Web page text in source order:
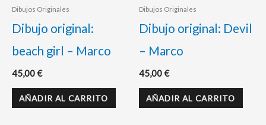
Dibujos Originales
Dibujo original:
beach girl – Marco
45,00€
AÑADIR AL CARRITO
Dibujos Originales
Dibujo original: Devil
– Marco
45,00€
AÑADIR AL CARRITO